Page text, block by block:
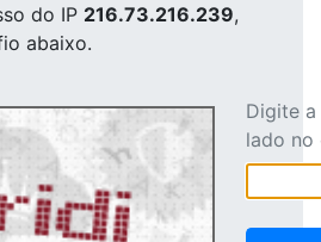
do IP 216.73.216.239,
abaixo.
Digite
lado no